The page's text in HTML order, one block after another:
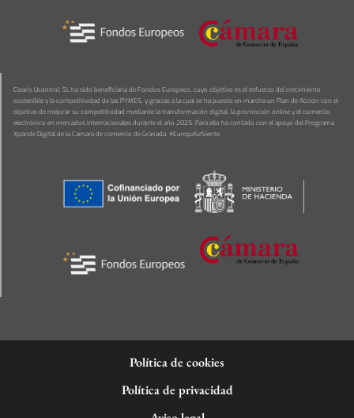
Clearis Ucontrol, SL ha sido beneficiaria de Fondos Europeos, cuyo objetivo es el esfuerzo del crecimiento
sostenible y la competitividad de las PYMES, y gracias a la cual se ha puesto en marcha un Plan de Acción con el
objetivo de mejorar su competitividad mediante la transformación digital, la promoción online y el comercio
electrónico en mercados internacionales durante el año 2025. Para ello ha contado con el apoyo del Programa
Xpande Digital de la Cámara de comercio de Granada. #EuropaSeSiente.
Política de cookies
Política de privacidad